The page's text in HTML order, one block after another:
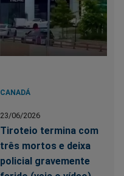
CANADÁ
23/06/2026
Tiroteio termina com
três mortos e deixa
policial gravemente